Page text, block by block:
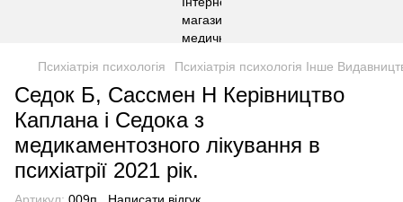
Психіатрія психологія Психіатрія психологія Інше
Седок Б, Сассмен Н Керівництво
Каплана і Седока з
медикаментозного лікування в
психіатрії 2021 рік.